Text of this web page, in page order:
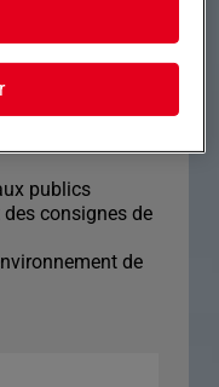
publics
des consignes de
de